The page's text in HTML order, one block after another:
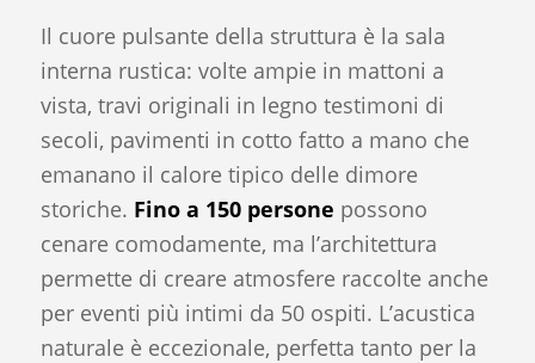
Il cuore pulsante della struttura è la sala
interna rustica: volte ampie in mattoni a
vista, travi originali in legno testimoni di
secoli, pavimenti in cotto fatto a mano che
emanano il calore tipico delle dimore
storiche. Fino a 150 persone possono
cenare comodamente, ma l’architettura
permette di creare atmosfere raccolte anche
per eventi più intimi da 50 ospiti. L’acustica
naturale è eccezionale, perfetta tanto per la